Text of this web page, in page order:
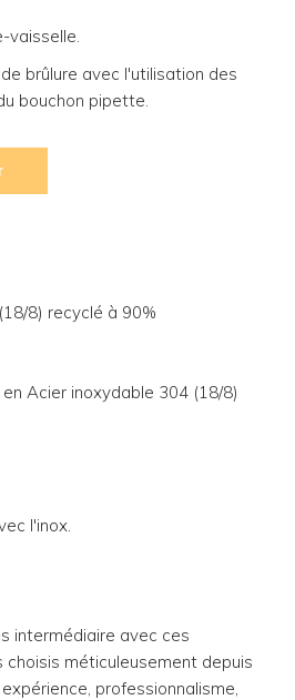
vaisselle.
brûlure avec l'utilisation des
bouchon pipette.
8) recyclé à 90%
Acier inoxydable 304 (18/8)
l'inox.
intermédiaire avec ces
méticuleusement depuis
professionnalisme,